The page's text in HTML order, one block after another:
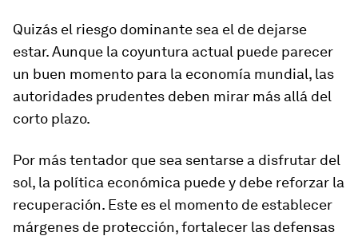
Quizás el riesgo dominante sea el de dejarse
estar. Aunque la coyuntura actual puede parecer
un buen momento para la economía mundial, las
autoridades prudentes deben mirar más allá del
corto plazo.
Por más tentador que sea sentarse a disfrutar del
sol, la política económica puede y debe reforzar la
recuperación. Este es el momento de establecer
márgenes de protección, fortalecer las defensas